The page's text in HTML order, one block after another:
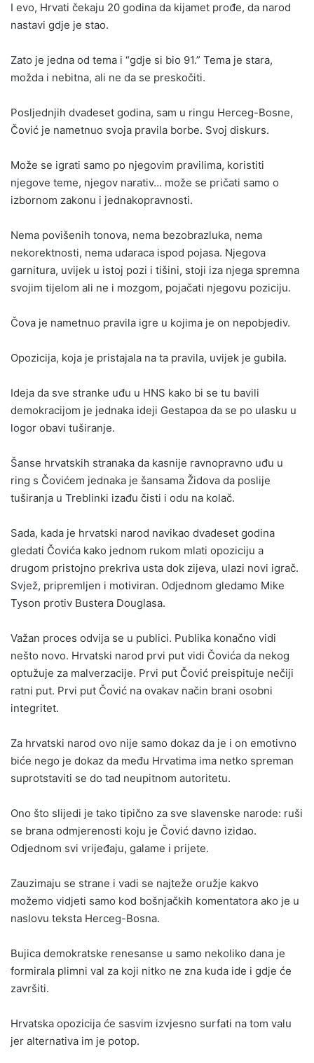
I evo, Hrvati čekaju 20 godina da kijamet prođe, da narod
nastavi gdje je stao.
Zato je jedna od tema i “gdje si bio 91.” Tema je stara,
možda i nebitna, ali ne da se preskočiti.
Posljednjih dvadeset godina, sam u ringu Herceg-Bosne,
Čović je nametnuo svoja pravila borbe. Svoj diskurs.
Može se igrati samo po njegovim pravilima, koristiti
njegove teme, njegov narativ… može se pričati samo o
izbornom zakonu i jednakopravnosti.
Nema povišenih tonova, nema bezobrazluka, nema
nekorektnosti, nema udaraca ispod pojasa. Njegova
garnitura, uvijek u istoj pozi i tišini, stoji iza njega spremna
svojim tijelom ali ne i mozgom, pojačati njegovu poziciju.
Čova je nametnuo pravila igre u kojima je on nepobjediv.
Opozicija, koja je pristajala na ta pravila, uvijek je gubila.
Ideja da sve stranke uđu u HNS kako bi se tu bavili
demokracijom je jednaka ideji Gestapoa da se po ulasku u
logor obavi tuširanje.
Šanse hrvatskih stranaka da kasnije ravnopravno uđu u
ring s Čovićem jednaka je šansama Židova da poslije
tuširanja u Treblinki izađu čisti i odu na kolač.
Sada, kada je hrvatski narod navikao dvadeset godina
gledati Čovića kako jednom rukom mlati opoziciju a
drugom pristojno prekriva usta dok zijeva, ulazi novi igrač.
Svjež, pripremljen i motiviran. Odjednom gledamo Mike
Tyson protiv Bustera Douglasa.
Važan proces odvija se u publici. Publika konačno vidi
nešto novo. Hrvatski narod prvi put vidi Čovića da nekog
optužuje za malverzacije. Prvi put Čović preispituje nečiji
ratni put. Prvi put Čović na ovakav način brani osobni
integritet.
Za hrvatski narod ovo nije samo dokaz da je i on emotivno
biće nego je dokaz da među Hrvatima ima netko spreman
suprotstaviti se do tad neupitnom autoritetu.
Ono što slijedi je tako tipično za sve slavenske narode: ruši
se brana odmjerenosti koju je Čović davno izidao.
Odjednom svi vrijeđaju, galame i prijete.
Zauzimaju se strane i vadi se najteže oružje kakvo
možemo vidjeti samo kod bošnjačkih komentatora ako je u
naslovu teksta Herceg-Bosna.
Bujica demokratske renesanse u samo nekoliko dana je
formirala plimni val za koji nitko ne zna kuda ide i gdje će
završiti.
Hrvatska opozicija će sasvim izvjesno surfati na tom valu
jer alternativa im je potop.